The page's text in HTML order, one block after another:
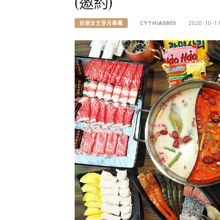
民宿女王芽月專欄 CYTHIA0805 2020-10-